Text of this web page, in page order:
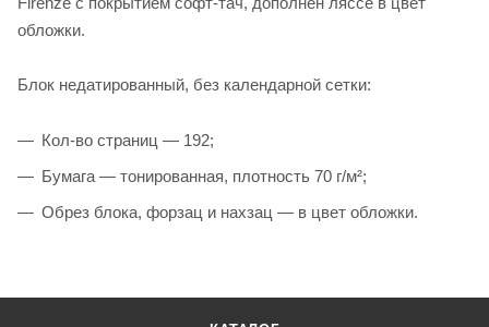
обложки.
Блок недатированный, без календарной сетки:
Кол-во страниц — 192;
Бумага — тонированная, плотность 70 г/м²;
Обрез блока, форзац и нахзац — в цвет обложки.